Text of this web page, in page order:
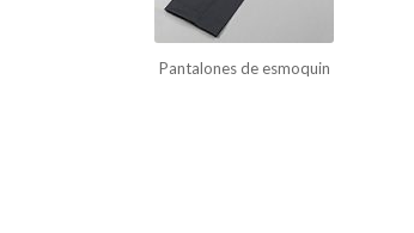
Pantalones de esmoquin